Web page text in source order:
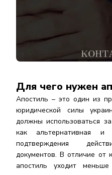
Для чего нужен
Апостиль – это один из
юридической силы
должны использоваться
как альтернативная и
подтверждения
документов. В отличие от
апостиль уходит